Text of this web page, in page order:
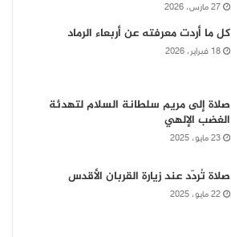
27 مارس، 2026
كل ما أردت معرفته عن أربعاء الرماد
18 فبراير، 2026
صلاة إلى مريم سلطانة السلام لتهدئة
الغضب الإلهي
23 مايو، 2025
صلاة تُردّد عند زيارة القربان الأقدس
22 مايو، 2025